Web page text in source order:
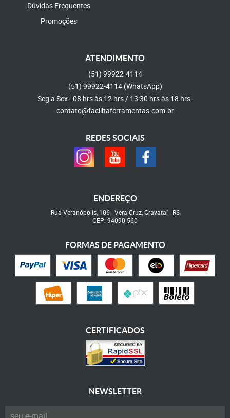
Dúvidas Frequentes
Promoções
ATENDIMENTO
(51) 99922-4114
(51) 99922-4114 (WhatsApp)
Seg a Sex - 08 hrs às 12 hrs / 13:30 hrs às 18 hrs.
contato@facilitaferramentas.com.br
REDES SOCIAIS
ENDEREÇO
Rua Veranópolis, 106 -Vera Cruz, Gravataí- RS
CEP: 94090-560
FORMAS DE PAGAMENTO
CERTIFICADOS
NEWSLETTER